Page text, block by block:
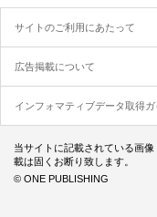
サイトのご利用にあたって
広告掲載について
インフォマティブデータ取得
当サイトに記載されている画
載は固くお断り致します。
© ONE PUBLISHING